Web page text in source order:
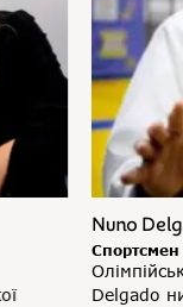
Nuno
Спортсмен
Delgado